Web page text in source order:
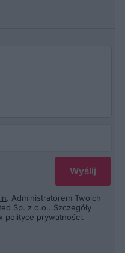
. Administratorem Twoich
Sp. z o.o.. Szczegóły
polityce prywatności.